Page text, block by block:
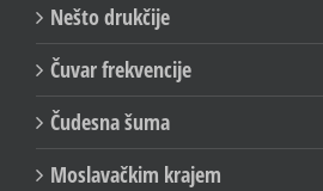
Nešto drukčije
Čuvar frekvencije
Čudesna šuma
Moslavačkim krajem